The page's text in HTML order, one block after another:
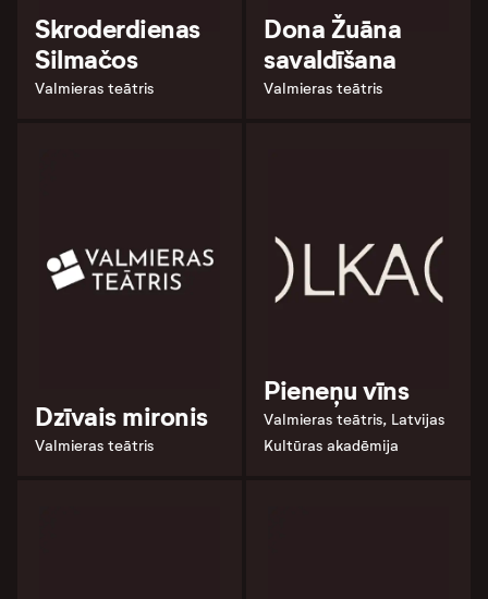
Skroderdienas
Silmačos
Valmieras teātris
Dona Žuāna
savaldīšana
Valmieras teātris
Dzīvais mironis
Valmieras teātris
Pieneņu vīns
Valmieras teātris, Latvijas
Kultūras akadēmija